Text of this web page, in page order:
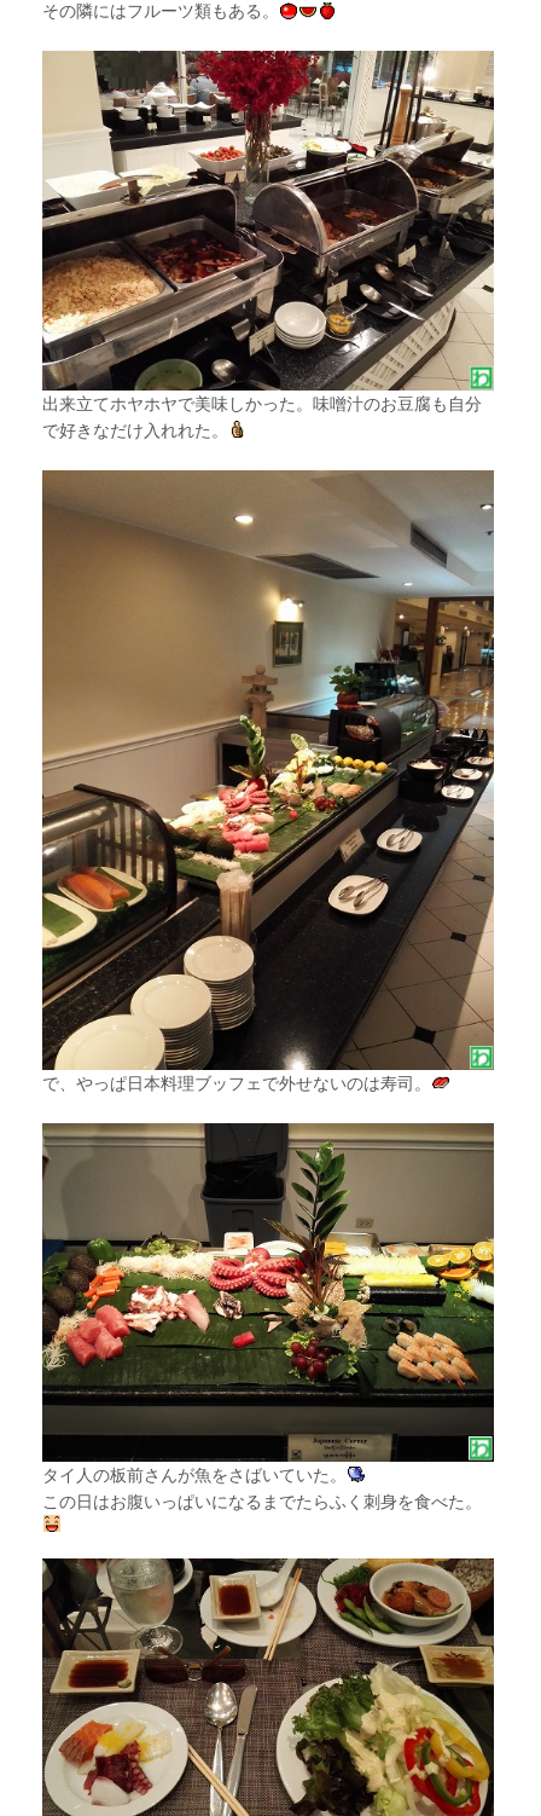
その隣にはフルーツ類もある。
出来立てホヤホヤで美味しかった。味噌汁のお豆腐も自分
で好きなだけ入れれた。
で、やっぱ日本料理ブッフェで外せないのは寿司。
タイ人の板前さんが魚をさばいていた。
この日はお腹いっぱいになるまでたらふく刺身を食べた。